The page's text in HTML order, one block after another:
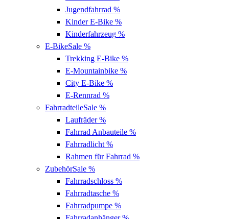
Jugendfahrrad %
Kinder E-Bike %
Kinderfahrzeug %
E-BikeSale %
Trekking E-Bike %
E-Mountainbike %
City E-Bike %
E-Rennrad %
FahrradteileSale %
Laufräder%
Fahrrad Anbauteile %
Fahrradlicht %
Rahmen für Fahrrad %
ZubehörSale %
Fahrradschloss %
Fahrradtasche %
Fahrradpumpe %